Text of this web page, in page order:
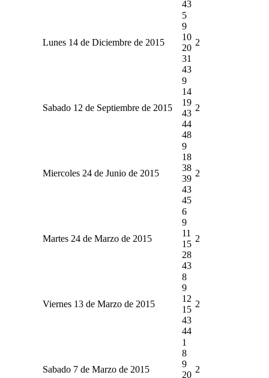
43
Lunes 14 de Diciembre de 2015
5
9
10
20
31
43
2
Sabado 12 de Septiembre de 2015
9
14
19
43
44
48
2
Miercoles 24 de Junio de 2015
9
18
38
39
43
45
2
Martes 24 de Marzo de 2015
6
9
11
15
28
43
2
Viernes 13 de Marzo de 2015
8
9
12
15
43
44
2
Sabado 7 de Marzo de 2015
1
8
9
20
2